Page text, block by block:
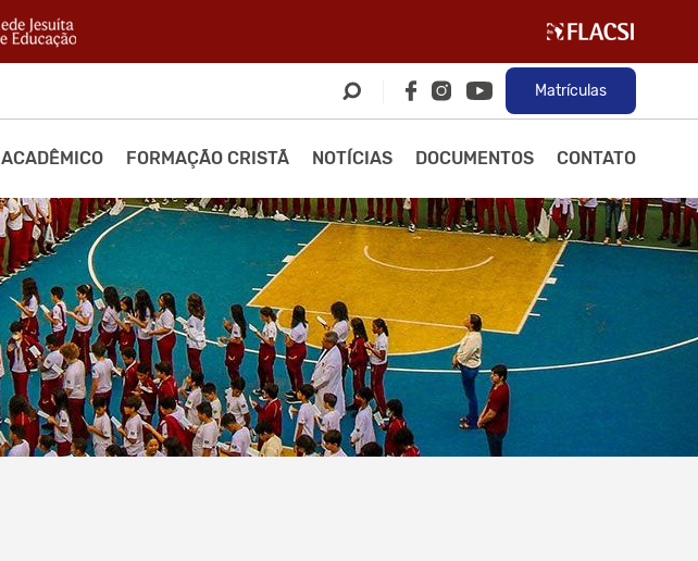
Matrículas
ACADÊMICO FORMAÇÃO CRISTÃ NOTÍCIAS DOCUMENTOS CONTATO